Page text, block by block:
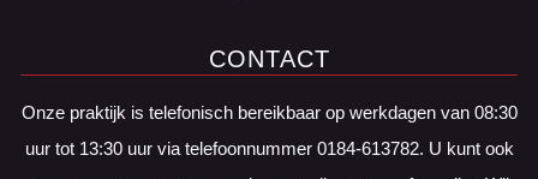
CONTACT
Onze praktijk is telefonisch bereikbaar op werkdagen van 08:30
uur tot 13:30 uur via telefoonnummer 0184-613782. U kunt ook